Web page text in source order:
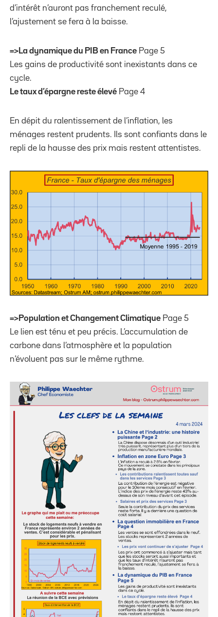
d’intérêt n’auront pas franchement reculé,
l’ajustement se fera à la baisse.
=>La dynamique du PIB en France Page 5
Les gains de productivité sont inexistants dans ce
cycle.
Le taux d’épargne reste élevé Page 4
En dépit du ralentissement de l’inflation, les
ménages restent prudents. Ils sont confiants dans le
repli de la hausse des prix mais restent attentistes.
=>Population et Changement Climatique Page 5
Le lien est ténu et peu précis. L’accumulation de
carbone dans l’atmosphère et la population
n’évoluent pas sur le même rythme.